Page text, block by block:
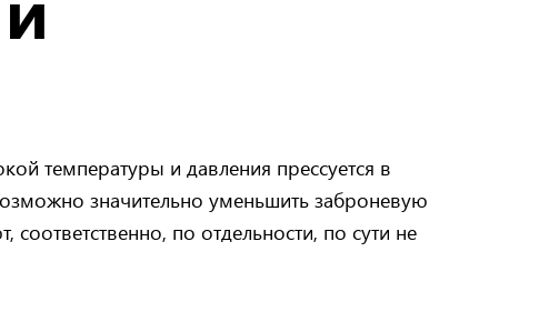
температуры и давления прессуется в
значительно уменьшить заброневую
по отдельности, по сути не